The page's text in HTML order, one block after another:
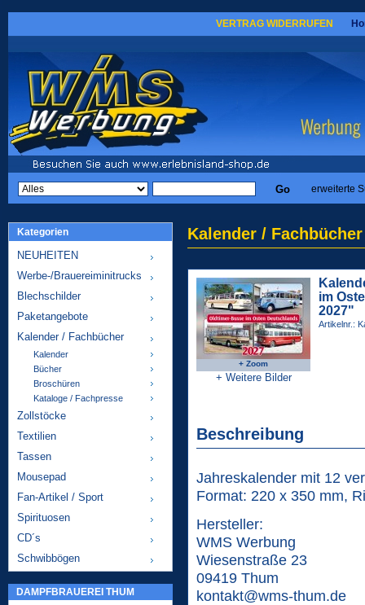
VERTRAG WIDERRUFEN
erweiterte
Kategorien
NEUHEITEN
Werbe-/Brauereiminitrucks
Blechschilder
Paketangebote
Kalender / Fachbücher
Kalender
Bücher
Broschüren
Kataloge / Fachpresse
Zollstöcke
Textilien
Tassen
Mousepad
Fan-Artikel / Sport
Spirituosen
CD´s
Schwibbögen
DAMPFBRAUEREI THUM
Kalender / Fachbücher
+ Zoom
+ Weitere Bilder
im
2027"
Artikelnr.:
Beschreibung
Jahreskalender mit 12
Format: 220 x 350 mm,
Hersteller:
WMS Werbung
Wiesenstraße 23
09419 Thum
kontakt@wms-thum.de